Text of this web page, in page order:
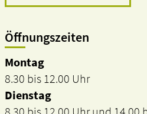
Öffnungszeiten
Montag
8.30 bis 12.00 Uhr
Dienstag